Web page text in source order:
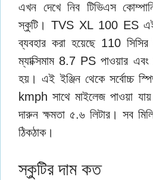
এখন দেখে নিব টিভিএস
স্কুটি। TVS XL 100 ES এই
ব্যবহার করা হয়েছে 110 সিসির
ম্যাক্সিমাম 8.7 PS পাওয়ার
হয়। এই ইঞ্জিন থেকে সর্বোচ্চ
kmph সাথে মাইলেজ পাওয়া
দারুন ক্ষমতা ৫.৬ লিটার। সব
ঠিকঠাক।
স্কুটির দাম কত